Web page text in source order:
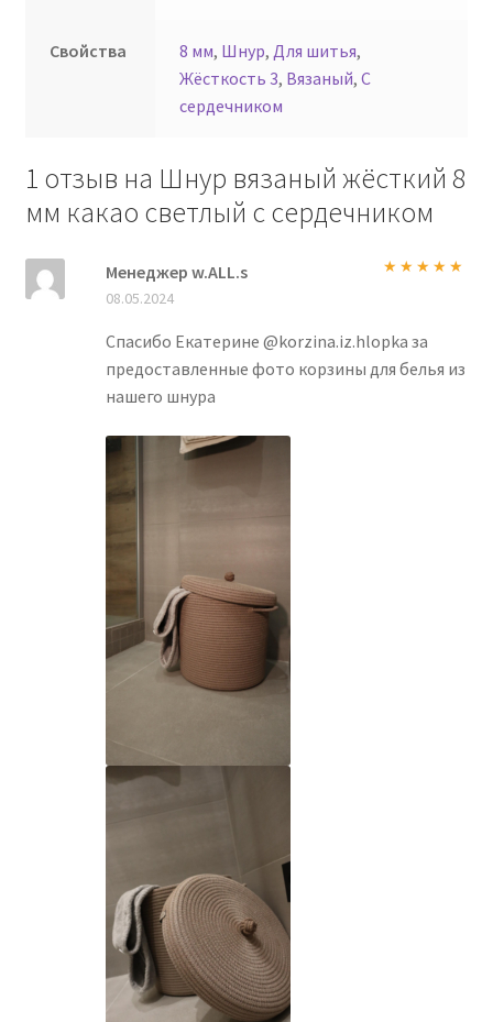
Свойства 8 мм, Шнур, Для шитья,
Жёсткость 3, Вязаный,С
сердечником
1 отзыв на Шнур вязаный жёсткий 8
мм какао светлый с сердечником
Менеджер w.ALL.s
08.05.2024
Спасибо Екатерине @korzina.iz.hlopka за
предоставленные фото корзины для белья из
нашего шнура